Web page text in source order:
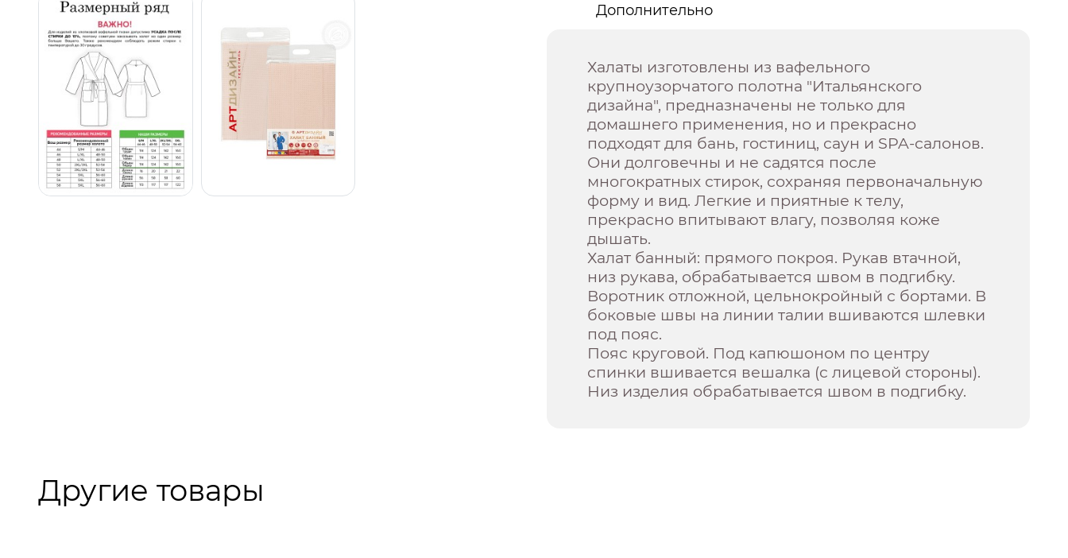
Дополнительно
Халаты изготовлены из вафельного
крупноузорчатого полотна "Итальянского
дизайна", предназначены не только для
домашнего применения, но и прекрасно
подходят для бань, гостиниц, саун и SPA-салонов.
Они долговечны и не садятся после
многократных стирок, сохраняя первоначальную
форму и вид. Легкие и приятные к телу,
прекрасно впитывают влагу, позволяя коже
дышать.
Халат банный: прямого покроя. Рукав втачной,
низ рукава, обрабатывается швом в подгибку.
Воротник отложной, цельнокройный с бортами. В
боковые швы на линии талии вшиваются шлевки
под пояс.
Пояс круговой. Под капюшоном по центру
спинки вшивается вешалка (с лицевой стороны).
Низ изделия обрабатывается швом в подгибку.
Другие товары